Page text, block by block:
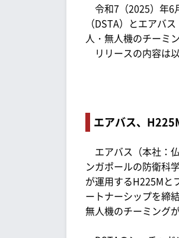
令和7（2025）年6
（DSTA）とエアバ
人・無人機のチーミ
リリースの内容は以
エアバス、
エアバス（本社：
ンガポールの防衛科
が運用するH225Mと
ートナーシップを締
無人機のチーミング